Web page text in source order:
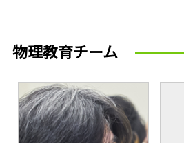
物理教育チーム